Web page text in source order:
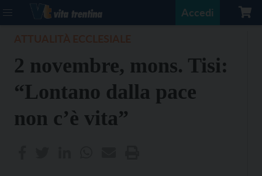
Accedi
2 novembre, mons. Tisi:
“Lontano dalla pace
non c’è vita”